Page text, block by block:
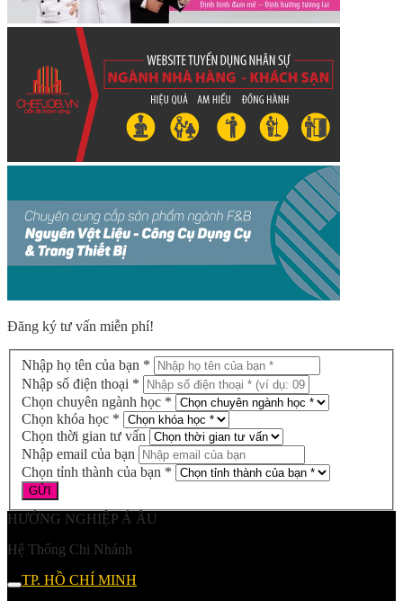
Đăng ký tư vấn miễn phí!
Nhập họ tên của bạn *
Nhập số điện thoại *
Chọn chuyên ngành học *
Chọn khóa học *
Chọn thời gian tư vấn
Nhập email của bạn
Chọn tỉnh thành của bạn *
HƯỚNG NGHIỆP Á ÂU
Hệ Thống Chi Nhánh
TP. HỒ CHÍ MINH